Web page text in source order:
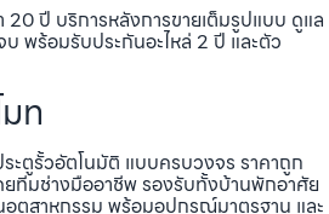
ปี บริการหลังการขายเต็มรูปแบบ ดูแล
พร้อมรับประกันอะไหล่ 2 ปี และตัว
ท
ะตูรั้วอัตโนมัติ แบบครบวงจร ราคาถูก
ยทีมช่างมืออาชีพ รองรับทั้งบ้านพักอาศัย
อุตสาหกรรม พร้อมอุปกรณ์มาตรฐาน และ